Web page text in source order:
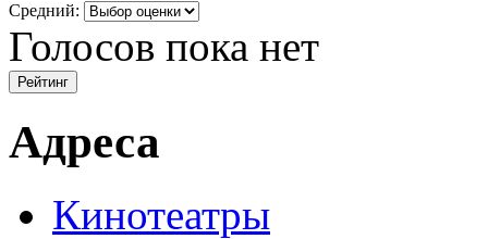
Средний:
Голосов пока нет
Адреса
Кинотеатры